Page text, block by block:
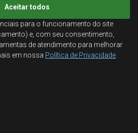
condições para empresas
Aceitar todos
para o funcionamento do site
e, com seu consentimento,
de atendimento para melhorar
em nossa Política de Privacidade